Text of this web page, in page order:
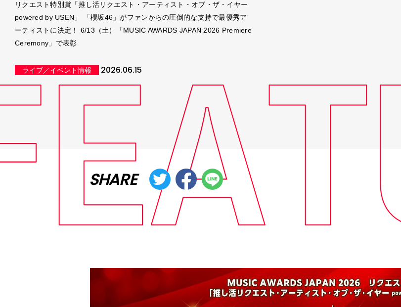
リクエスト特別賞「推し活リクエスト・アーティスト・オブ・ザ・イヤー
powered by USEN」 「櫻坂46」がファンからの圧倒的な支持で最優秀ア
ーティストに決定！ 6/13（土）「MUSIC AWARDS JAPAN 2026 Premiere
Ceremony」で表彰
ライブ／イベント情報 2026.06.15
SHARE